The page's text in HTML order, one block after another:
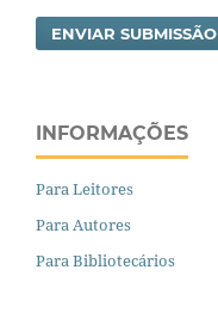
ENVIAR SUBMISSÃO
INFORMAÇÕES
Para Leitores
Para Autores
Para Bibliotecários